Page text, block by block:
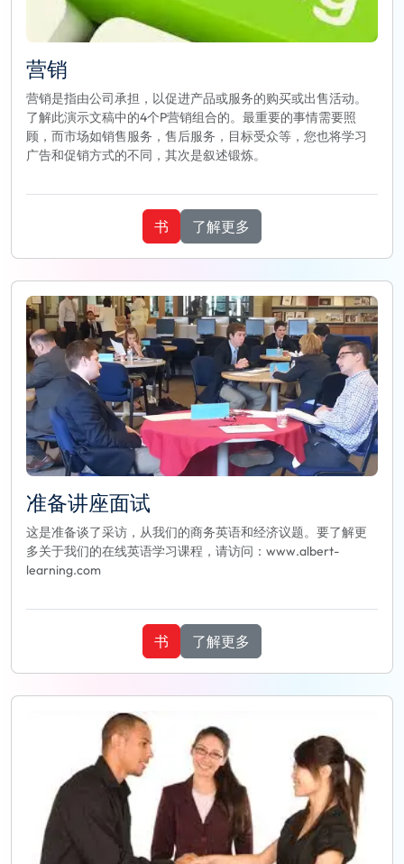
营销
营销是指由公司承担，以促进产品或服务的购买或出售活动。
了解此演示文稿中的4个P营销组合的。最重要的事情需要照
顾，而市场如销售服务，售后服务，目标受众等，您也将学习
广告和促销方式的不同，其次是叙述锻炼。
书 了解更多
准备讲座面试
这是准备谈了采访，从我们的商务英语和经济议题。要了解更
多关于我们的在线英语学习课程，请访问：www.albert-
learning.com
书 了解更多